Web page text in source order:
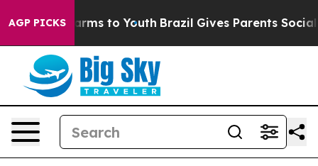
AGP PICKSHarms to Youth Brazil Gives Parents Social